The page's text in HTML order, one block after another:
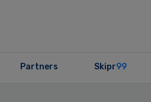
Partners Skipr99